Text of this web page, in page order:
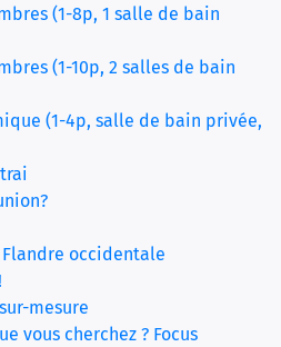
(1-8p, 1 salle de bain
(1-10p, 2 salles de bain
(1-4p, salle de bain privée,
Flandre occidentale
mesure
vous cherchez ? Focus